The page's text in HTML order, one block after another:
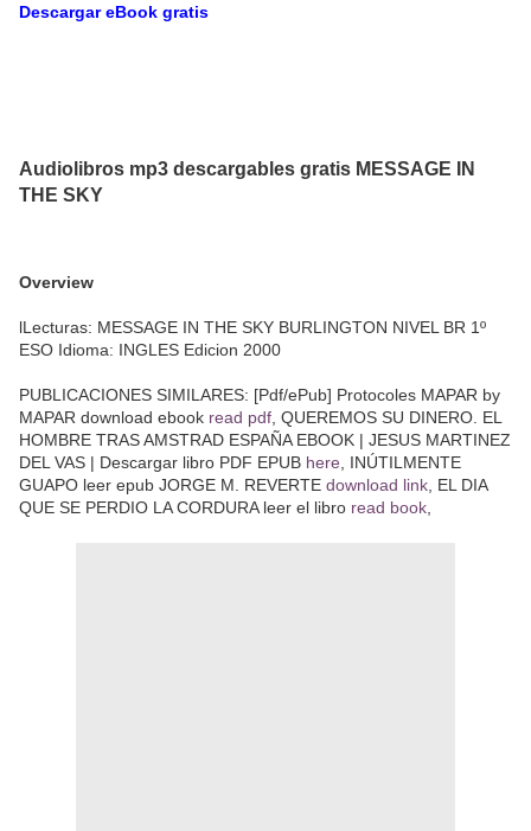
Descargar eBook gratis
Audiolibros mp3 descargables gratis MESSAGE IN
THE SKY
Overview
lLecturas: MESSAGE IN THE SKY BURLINGTON NIVEL BR 1º
ESO Idioma: INGLES Edicion 2000
PUBLICACIONES SIMILARES: [Pdf/ePub] Protocoles MAPAR by
MAPAR download ebook read pdf , QUEREMOS SU DINERO. EL
HOMBRE TRAS AMSTRAD ESPAÑA EBOOK | JESUS MARTINEZ
DEL VAS | Descargar libro PDF EPUB here , INÚTILMENTE
GUAPO leer epub JORGE M. REVERTE download link , EL DIA
QUE SE PERDIO LA CORDURA leer el libro read book